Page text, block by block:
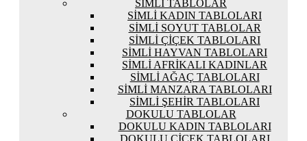
SIMLI TABLOLAR
SIMLI KADIN TABLOLARI
SIMLI SOYUT TABLOLAR
SIMLI ÇIÇEK TABLOLARI
SIMLI HAYVAN TABLOLARI
SIMLI AFRIKALI KADINLAR
SIMLI AĞAÇ TABLOLARI
SIMLI MANZARA TABLOLARI
SIMLI ŞEHIR TABLOLARI
DOKULU TABLOLAR
DOKULU KADIN TABLOLARI
DOKULU ÇIÇEK TABLOLARI